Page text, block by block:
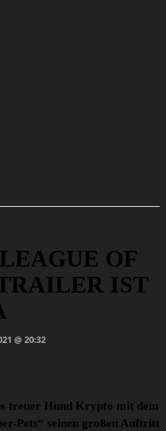
OF
IST
@ 20:32
treuer Hund Krypto mit dem
Pets“ seinen großen Auftritt